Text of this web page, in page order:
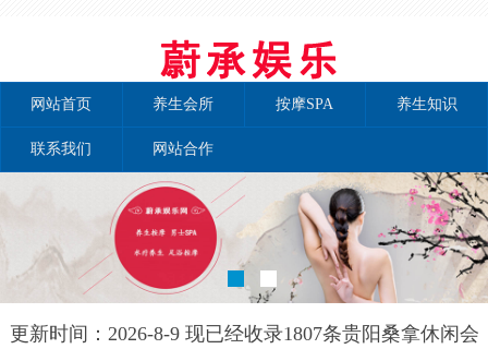
网站首页 养生会所 按摩SPA 养生知识
联系我们 网站合作
更新时间：2026-8-9 现已经收录1807条贵阳桑拿休闲会